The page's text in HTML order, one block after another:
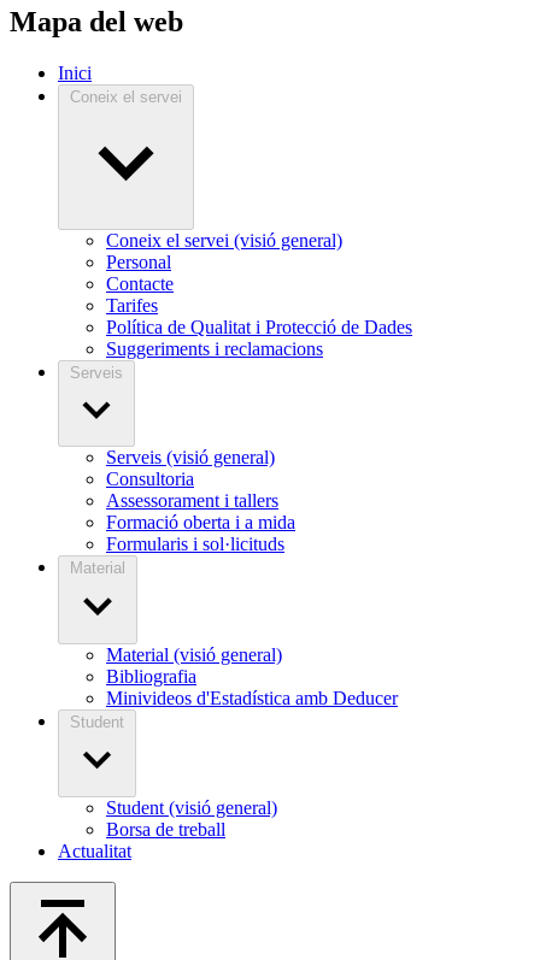
Mapa del web
Inici
Coneix el servei
Coneix el servei (visió general)
Personal
Contacte
Tarifes
Política de Qualitat i Protecció de Dades
Suggeriments i reclamacions
Serveis
Serveis (visió general)
Consultoria
Assessorament i tallers
Formació oberta i a mida
Formularis i sol·licituds
Material
Material (visió general)
Bibliografia
Minivideos d'Estadística amb Deducer
Student
Student (visió general)
Borsa de treball
Actualitat